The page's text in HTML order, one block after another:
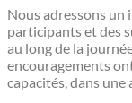
Nous adressons un
participants et des
au long de la
encouragements
capacités, dans